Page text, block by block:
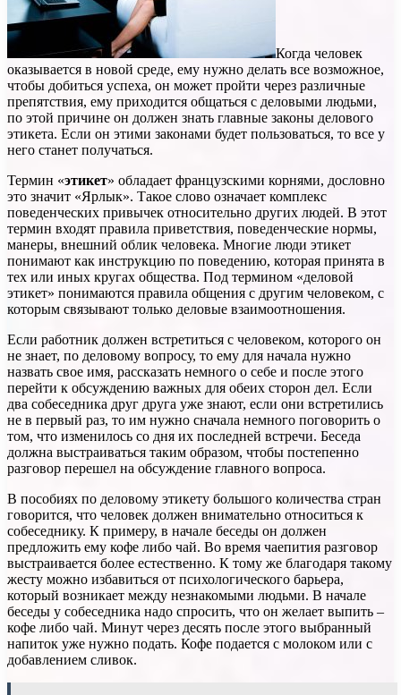
Когда человек
оказывается в новой среде, ему нужно делать все возможное,
чтобы добиться успеха, он может пройти через различные
препятствия, ему приходится общаться с деловыми людьми,
по этой причине он должен знать главные законы делового
этикета. Если он этими законами будет пользоваться, то все у
него станет получаться.
Термин «этикет» обладает французскими корнями, дословно
это значит «Ярлык». Такое слово означает комплекс
поведенческих привычек относительно других людей. В этот
термин входят правила приветствия, поведенческие нормы,
манеры, внешний облик человека. Многие люди этикет
понимают как инструкцию по поведению, которая принята в
тех или иных кругах общества. Под термином «деловой
этикет» понимаются правила общения с другим человеком, с
которым связывают только деловые взаимоотношения.
Если работник должен встретиться с человеком, которого он
не знает, по деловому вопросу, то ему для начала нужно
назвать свое имя, рассказать немного о себе и после этого
перейти к обсуждению важных для обеих сторон дел. Если
два собеседника друг друга уже знают, если они встретились
не в первый раз, то им нужно сначала немного поговорить о
том, что изменилось со дня их последней встречи. Беседа
должна выстраиваться таким образом, чтобы постепенно
разговор перешел на обсуждение главного вопроса.
В пособиях по деловому этикету большого количества стран
говорится, что человек должен внимательно относиться к
собеседнику. К примеру, в начале беседы он должен
предложить ему кофе либо чай. Во время чаепития разговор
выстраивается более естественно. К тому же благодаря такому
жесту можно избавиться от психологического барьера,
который возникает между незнакомыми людьми. В начале
беседы у собеседника надо спросить, что он желает выпить –
кофе либо чай. Минут через десять после этого выбранный
напиток уже нужно подать. Кофе подается с молоком или с
добавлением сливок.